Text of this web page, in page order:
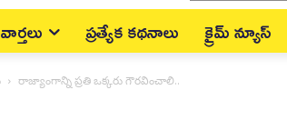
ప్రత్యేక కథనాలు క్రైమ్ న్యూస్‌
రాజ్యాంగాన్ని ప్రతి ఒక్కరు గౌరవించాలి..